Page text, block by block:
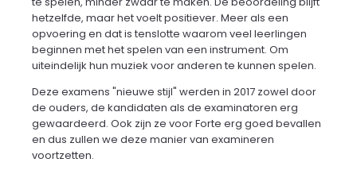
hetzelfde, maar het voelt positiever. Meer als een
opvoering en dat is tenslotte waarom veel leerlingen
beginnen met het spelen van een instrument. Om
uiteindelijk hun muziek voor anderen te kunnen spelen.
Deze examens "nieuwe stijl" werden in 2017 zowel door
de ouders, de kandidaten als de examinatoren erg
gewaardeerd. Ook zijn ze voor Forte erg goed bevallen
en dus zullen we deze manier van examineren
voortzetten.